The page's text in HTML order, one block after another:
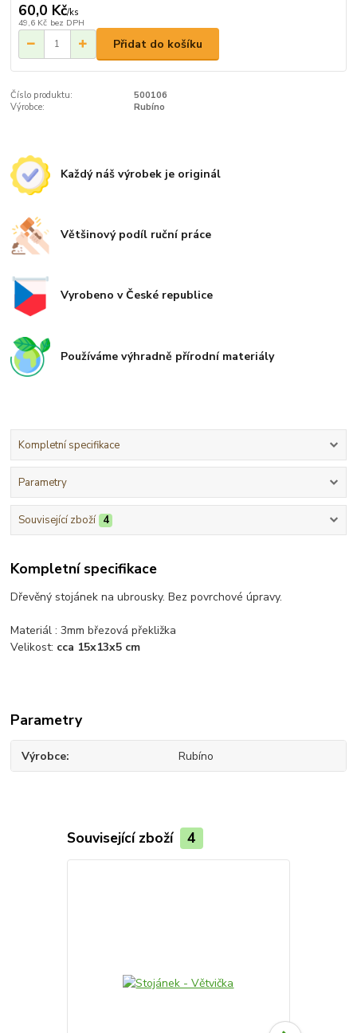
60,0 Kč/ks
49,6 Kč bez DPH
Přidat do košíku
Číslo produktu:
500106
Výrobce:
Rubíno
Každý náš výrobek je originál
Většinový podíl ruční práce
Vyrobeno v České republice
Používáme výhradně přírodní materiály
Kompletní specifikace
Parametry
Související zboží 4
Kompletní specifikace
Dřevěný stojánek na ubrousky. Bez povrchové úpravy.
Materiál : 3mm březová překližka
Velikost: cca 15x13x5 cm
Parametry
Výrobce Rubíno
Související zboží 4